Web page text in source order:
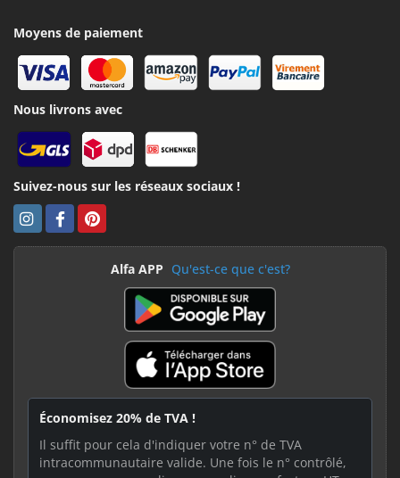
Moyens de paiement
Nous livrons avec
Suivez-nous sur les réseaux sociaux !
Alfa APP Qu'est-ce que c'est?
Économisez 20% de TVA !
Il suffit pour cela d'indiquer votre n° de TVA
intracommunautaire valide. Une fois le n° contrôlé,